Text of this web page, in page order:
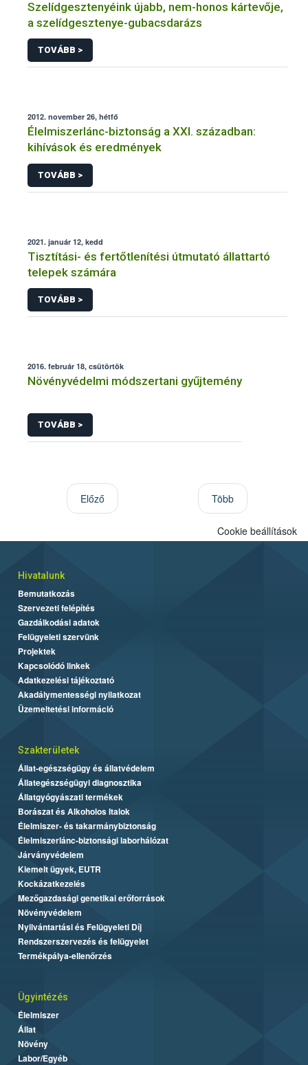
Szelídgesztenyéink újabb, nem-honos kártevője,
a szelídgesztenye-gubacsdarázs
TOVÁBB >
2012. november 26, hétfő
Élelmiszerlánc-biztonság a XXI. században:
kihívások és eredmények
TOVÁBB >
2021. január 12, kedd
Tisztítási- és fertőtlenítési útmutató állattartó
telepek számára
TOVÁBB >
2016. február 18, csütörtök
Növényvédelmi módszertani gyűjtemény
TOVÁBB >
Előző Több
Cookie beállítások
Hivatalunk
Bemutatkozás
Szervezeti felépítés
Gazdálkodási adatok
Felügyeleti szervünk
Projektek
Kapcsolódó linkek
Adatkezelési tájékoztató
Akadálymentességi nyilatkozat
Üzemeltetési információ
Szakterületek
Állat-egészségügy és állatvédelem
Állategészségügyi diagnosztika
Állatgyógyászati termékek
Borászat és Alkoholos Italok
Élelmiszer- és takarmánybiztonság
Élelmiszerlánc-biztonsági laborhálózat
Járványvédelem
Kiemelt ügyek, EUTR
Kockázatkezelés
Mezőgazdasági genetikai erőforrások
Növényvédelem
Nyilvántartási és Felügyeleti Díj
Rendszerszervezés és felügyelet
Termékpálya-ellenőrzés
Ügyintézés
Élelmiszer
Állat
Növény
Labor/Egyéb